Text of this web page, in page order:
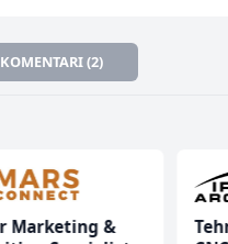
KOMENTARI (2)
Marketing &